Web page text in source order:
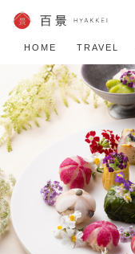
HOME TRAVEL